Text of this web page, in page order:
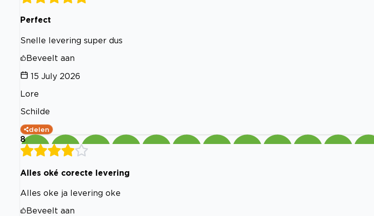
Perfect
Snelle levering super dus
Beveelt aan
15 July 2026
Lore
Schilde
delen
8
Alles oké corecte levering
Alles oke ja levering oke
Beveelt aan